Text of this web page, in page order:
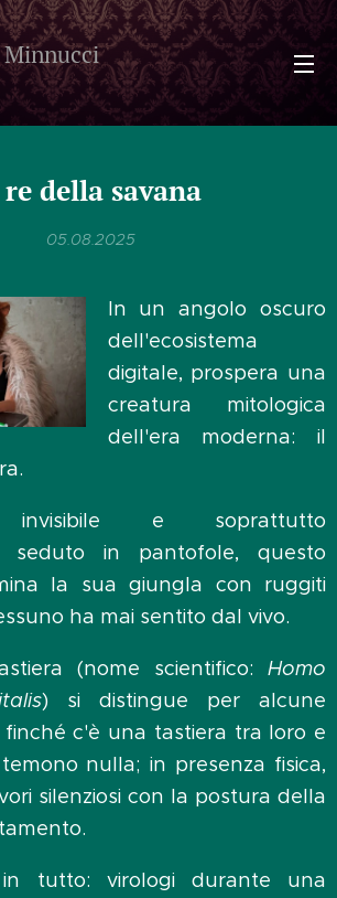
della savana
05.08.2025
In un angolo oscuro
dell'ecosistema
digitale, prospera una
creatura mitologica
dell'era moderna: il
invisibile e soprattutto
seduto in pantofole, questo
la sua giungla con ruggiti
ha mai sentito dal vivo.
(nome scientifico: Homo
) si distingue per alcune
finché c'è una tastiera tra loro e
nulla; in presenza fisica,
silenziosi con la postura della
tutto: virologi durante una